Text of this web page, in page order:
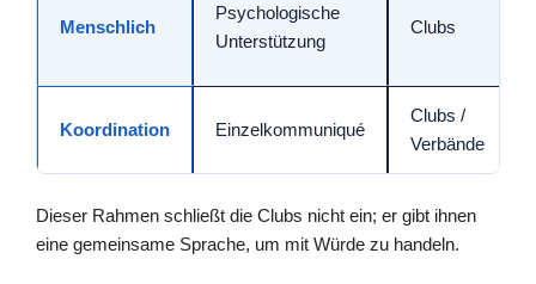
Menschlich
Psychologische
Unterstützung
Clubs
Koordination Einzelkommuniqué
Clubs /
Verbände
Dieser Rahmen schließt die Clubs nicht ein; er gibt ihnen
eine gemeinsame Sprache, um mit Würde zu handeln.